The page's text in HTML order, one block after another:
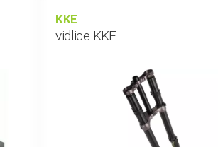
KKE
vidlice KKE